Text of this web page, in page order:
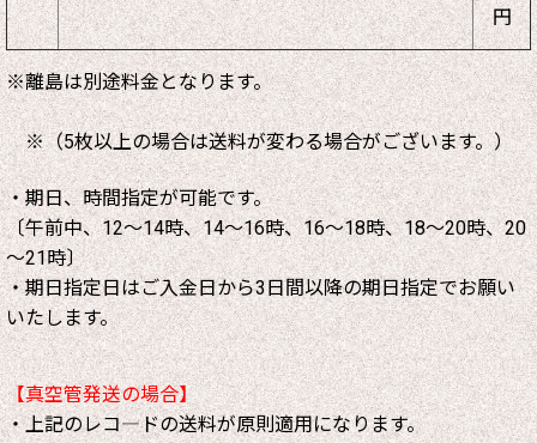
円
※離島は別途料金となります。
※（5枚以上の場合は送料が変わる場合がございます。）
・期日、時間指定が可能です。
〔午前中、12～14時、14～16時、16～18時、18～20時、20
～21時〕
・期日指定日はご入金日から3日間以降の期日指定でお願い
いたします。
【真空管発送の場合】
・上記のレコ―ドの送料が原則適用になります。